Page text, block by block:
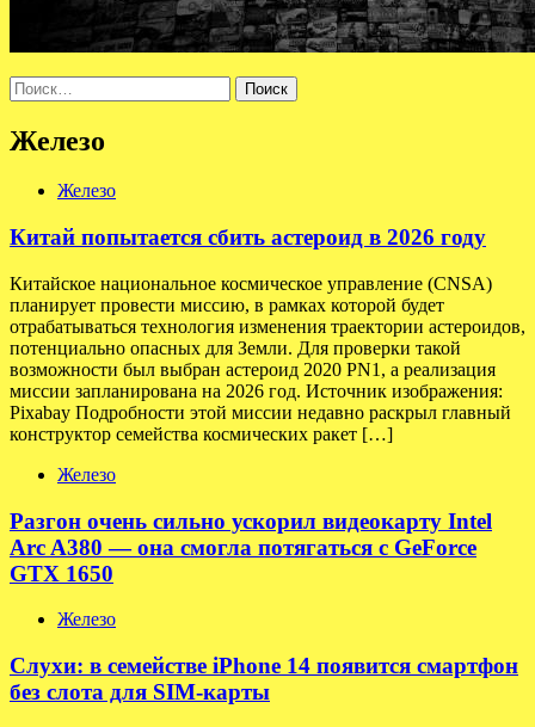
Найти:
Железо
Железо
Китай попытается сбить астероид в 2026 году
Китайское национальное космическое управление (CNSA)
планирует провести миссию, в рамках которой будет
отрабатываться технология изменения траектории астероидов,
потенциально опасных для Земли. Для проверки такой
возможности был выбран астероид 2020 PN1, а реализация
миссии запланирована на 2026 год. Источник изображения:
Pixabay Подробности этой миссии недавно раскрыл главный
конструктор семейства космических ракет […]
Железо
Разгон очень сильно ускорил видеокарту Intel
Arc A380 — она смогла потягаться с GeForce
GTX 1650
Железо
Слухи: в семействе iPhone 14 появится смартфон
без слота для SIM-карты